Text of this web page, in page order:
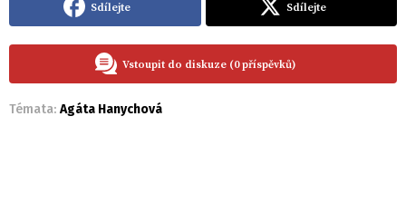
Sdílejte Sdílejte
Vstoupit do diskuze (0 příspěvků)
Témata: Agáta Hanychová